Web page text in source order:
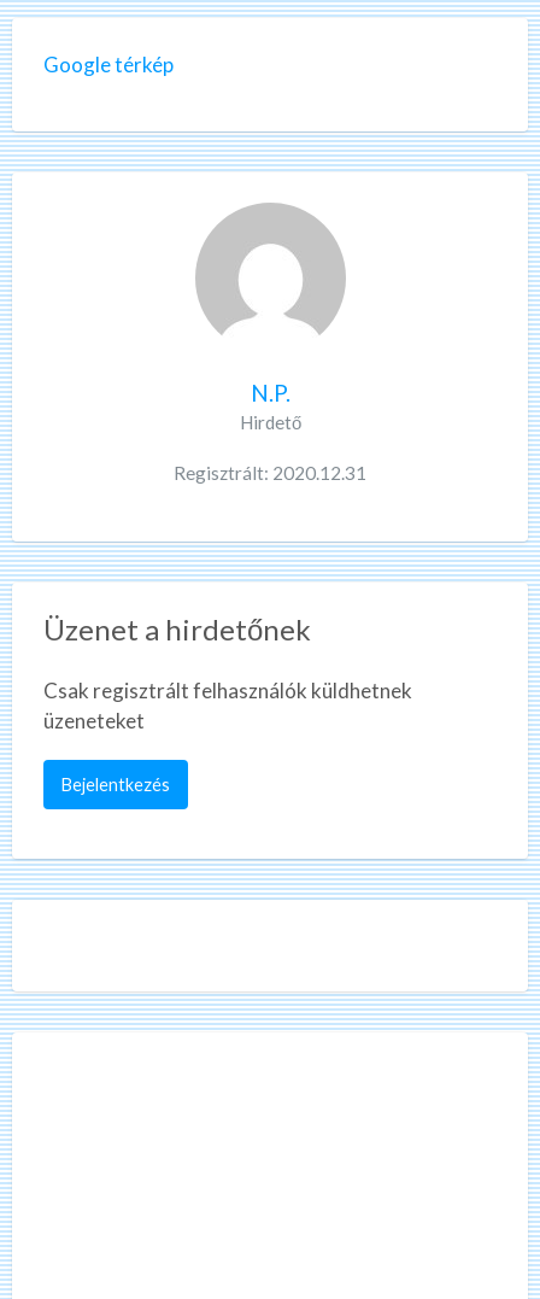
Google térkép
N.P.
Hirdető
Regisztrált: 2020.12.31
Üzenet a hirdetőnek
Csak regisztrált felhasználók küldhetnek
üzeneteket
Bejelentkezés